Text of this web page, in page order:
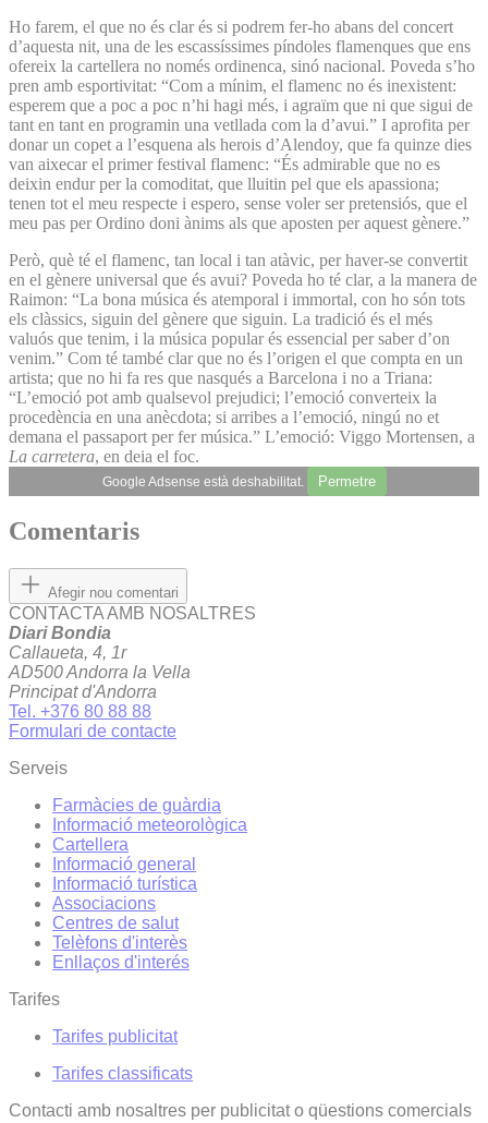
Ho farem, el que no és clar és si podrem fer-ho abans del concert
d’aquesta nit, una de les escassíssimes píndoles flamenques que ens
ofereix la cartellera no només ordinenca, sinó nacional. Poveda s’ho
pren amb esportivitat: “Com a mínim, el flamenc no és inexistent:
esperem que a poc a poc n’hi hagi més, i agraïm que ni que sigui de
tant en tant en programin una vetllada com la d’avui.” I aprofita per
donar un copet a l’esquena als herois d’Alendoy, que fa quinze dies
van aixecar el primer festival flamenc: “És admirable que no es
deixin endur per la comoditat, que lluitin pel que els apassiona;
tenen tot el meu respecte i espero, sense voler ser pretensiós, que el
meu pas per Ordino doni ànims als que aposten per aquest gènere.”
Però, què té el flamenc, tan local i tan atàvic, per haver-se convertit
en el gènere universal que és avui? Poveda ho té clar, a la manera de
Raimon: “La bona música és atemporal i immortal, con ho són tots
els clàssics, siguin del gènere que siguin. La tradició és el més
valuós que tenim, i la música popular és essencial per saber d’on
venim.” Com té també clar que no és l’origen el que compta en un
artista; que no hi fa res que nasqués a Barcelona i no a Triana:
“L’emoció pot amb qualsevol prejudici; l’emoció converteix la
procedència en una anècdota; si arribes a l’emoció, ningú no et
demana el passaport per fer música.” L’emoció: Viggo Mortensen, a
La carretera, en deia el foc.
Google Adsense està deshabilitat. Permetre
Comentaris
Afegir nou comentari
CONTACTA AMB NOSALTRES
Diari Bondia
Callaueta, 4, 1r
AD500 Andorra la Vella
Principat d'Andorra
Tel. +376 80 88 88
Formulari de contacte
Serveis
Farmàcies de guàrdia
Informació meteorològica
Cartellera
Informació general
Informació turística
Associacions
Centres de salut
Telèfons d'interès
Enllaços d'interés
Tarifes
Tarifes publicitat
Tarifes classificats
Contacti amb nosaltres per publicitat o qüestions comercials